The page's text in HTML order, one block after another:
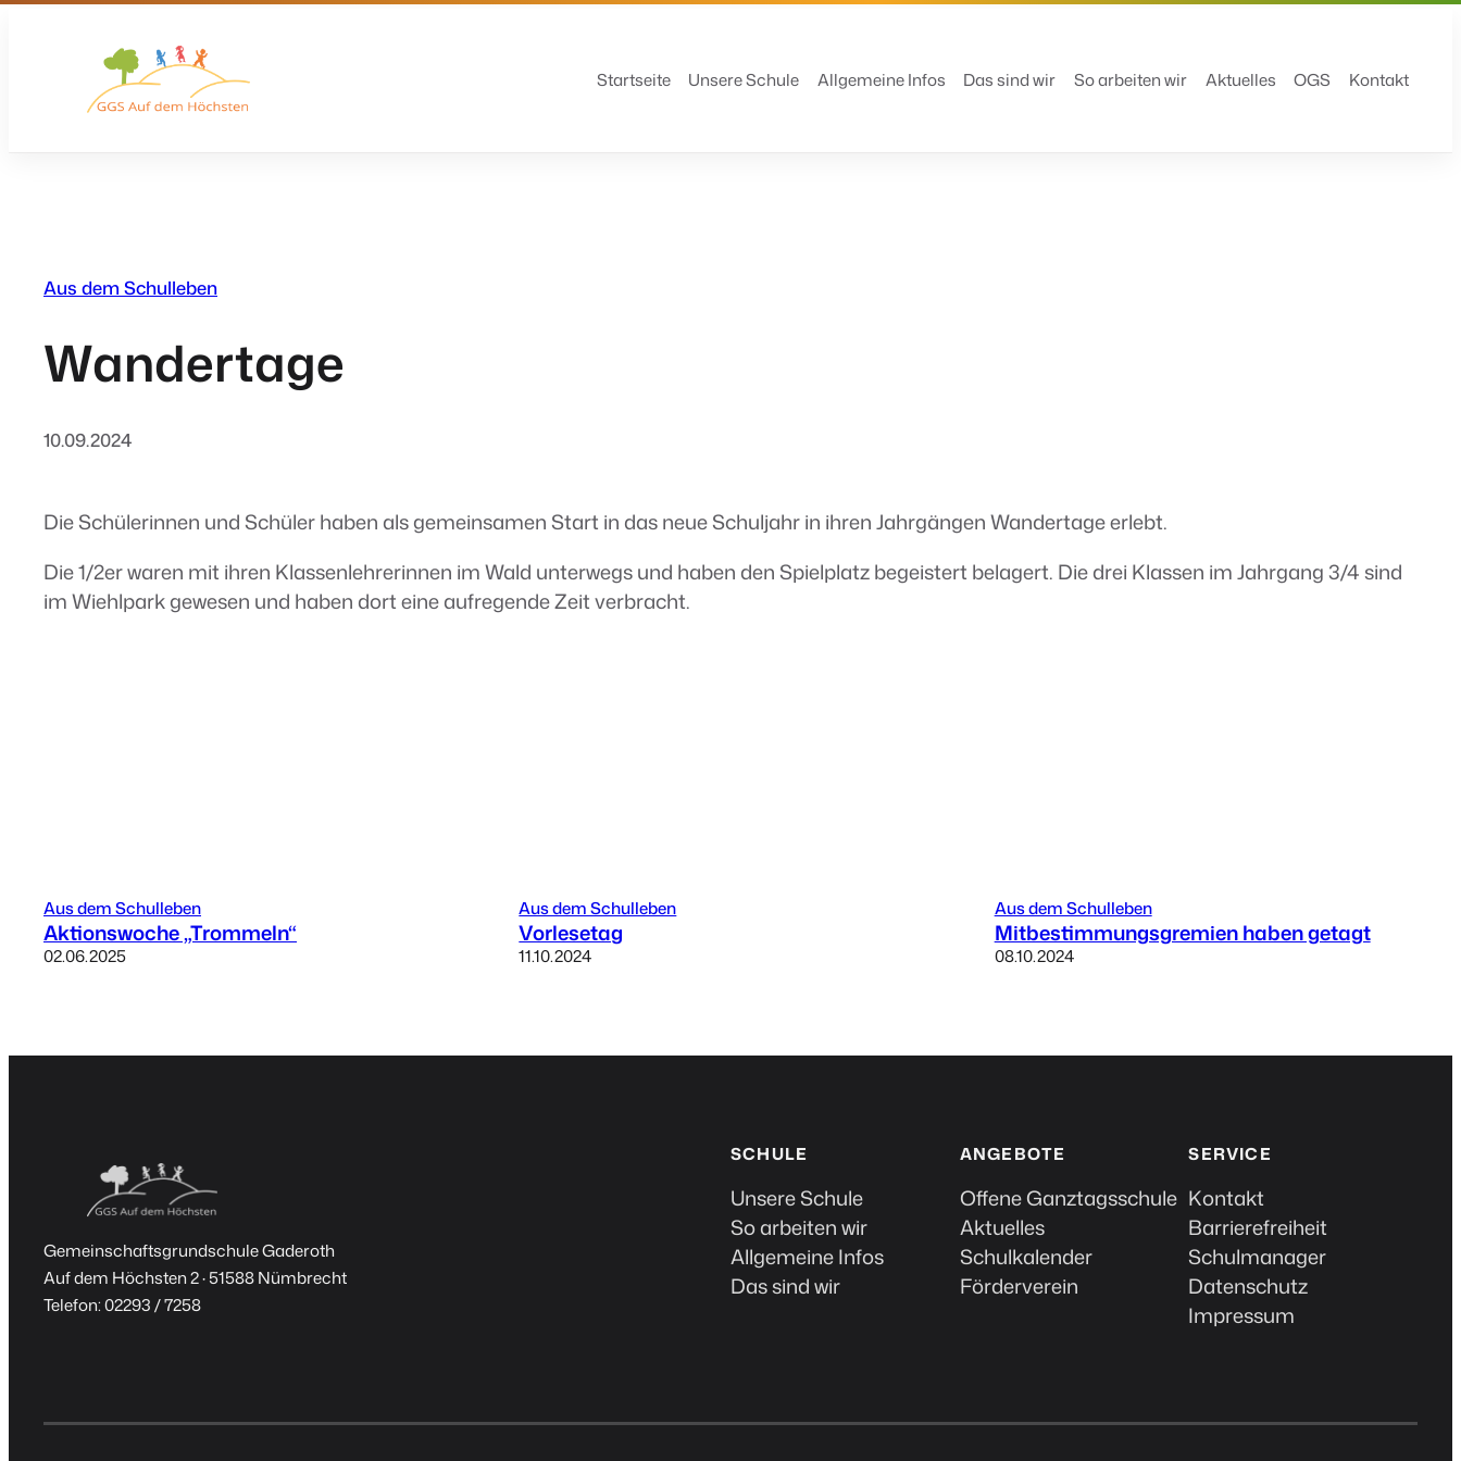
Startseite Unsere Schule Allgemeine Infos Das sind wir So arbeiten wir Aktuelles OGS Kontakt
Aus dem Schulleben
Wandertage
10.09.2024
Die Schülerinnen und Schüler haben als gemeinsamen Start in das neue Schuljahr in ihren Jahrgängen Wandertage erlebt.
Die 1/2er waren mit ihren Klassenlehrerinnen im Wald unterwegs und haben den Spielplatz begeistert belagert. Die drei Klassen im Jahrgang 3/4 sind
im Wiehlpark gewesen und haben dort eine aufregende Zeit verbracht.
Aus dem Schulleben
Aktionswoche „Trommeln“
02.06.2025
Aus dem Schulleben
Vorlesetag
11.10.2024
Aus dem Schulleben
Mitbestimmungs­gremien haben getagt
08.10.2024
Gemeinschaftsgrundschule Gaderoth
Auf dem Höchsten 2 · 51588 Nümbrecht
Telefon: 02293 / 7258
SCHULE
Unsere Schule
So arbeiten wir
Allgemeine Infos
Das sind wir
ANGEBOTE
Offene Ganztagsschule
Aktuelles
Schulkalender
Förderverein
SERVICE
Kontakt
Barrierefreiheit
Schulmanager
Datenschutz
Impressum